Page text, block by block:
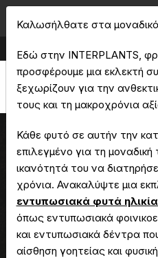
Αρχική
Μοναδικά
Καλωσήλθατε στα
Εδώ στην INTERPLANTS,
προσφέρουμε μια εκλεκτή
ξεχωρίζουν για την
τους και τη μακροχρόνια
Κάθε φυτό σε αυτήν την
επιλεγμένο για τη
ικανότητά του να
χρόνια. Ανακαλύψτε μια
εντυπωσιακά φυτά
όπως εντυπωσιακά
και εντυπωσιακά δέντρα
αίσθηση γοητείας και